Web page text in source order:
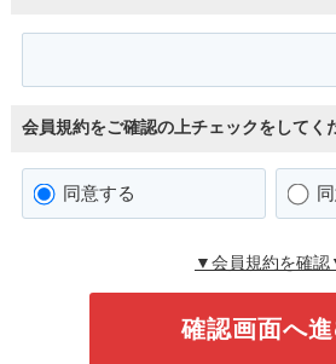
会員規約をご確認の上チェックをしてく
同意する
▼会員規約を確